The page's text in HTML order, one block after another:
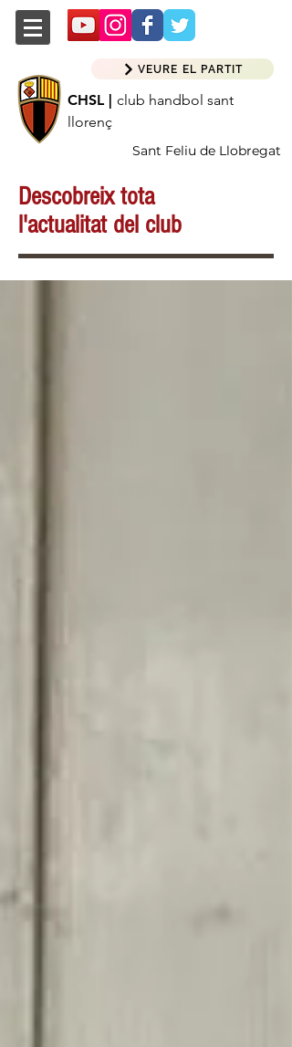
CHSL | club handbol sant
llorenç
Sant Feliu de Llobregat
VEURE EL PARTIT
Descobreix tota
l'actualitat del club